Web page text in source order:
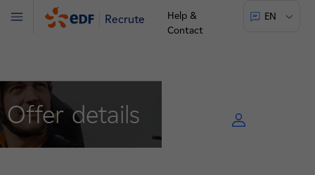
Recrute
Help &
Contact
EN
Menu
Offer details